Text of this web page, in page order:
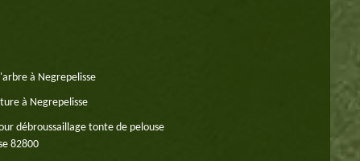
à Negrepelisse
à Negrepelisse
débroussaillage tonte de pelouse
82800